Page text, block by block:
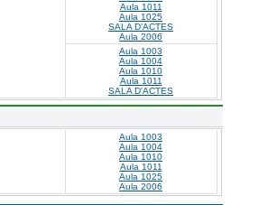
Aula 1011
Aula 1025
SALA D'ACTES
Aula 2006
Aula 1003
Aula 1004
Aula 1010
Aula 1011
SALA D'ACTES
Aula 1003
Aula 1004
Aula 1010
Aula 1011
Aula 1025
Aula 2006